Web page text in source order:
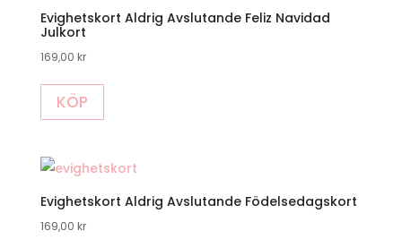
Evighetskort Aldrig Avslutande Feliz Navidad
Julkort
169,00 kr
KÖP
Evighetskort Aldrig Avslutande Födelsedagskort
169,00 kr